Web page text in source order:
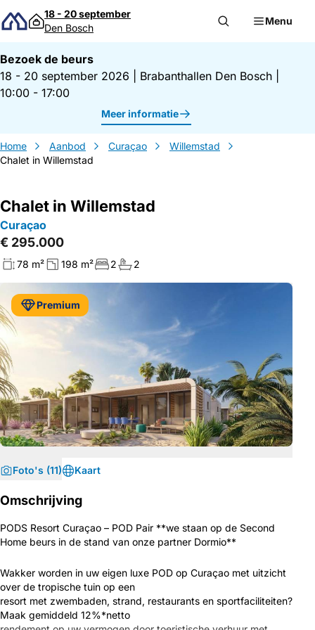
Direct naar inhoud
18 - 20 september
Den Bosch
Menu
Bezoek de beurs
18 - 20 september 2026
Brabanthallen Den Bosch
10:00 - 17:00
Meer informatie
Home Aanbod Curaçao
Willemstad
Chalet in Willemstad
Chalet in Willemstad
Curaçao
€ 295.000
78 m² 198 m² 2 2
Premium
Foto's (11) Kaart
Omschrijving
PODS Resort Curaçao – POD Pair **we staan op de Second
Home beurs in de stand van onze partner Dormio**
Wakker worden in uw eigen luxe POD op Curaçao met uitzicht
over de tropische tuin op een
resort met zwembaden, strand, restaurants en sportfaciliteiten?
Maak gemiddeld 12%*netto